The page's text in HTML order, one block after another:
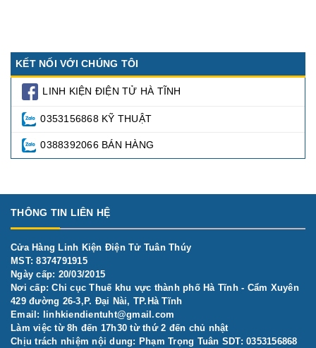
KẾT NỐI VỚI CHÚNG TÔI
LINH KIỆN ĐIỆN TỬ HÀ TĨNH
0353156868 KỸ THUẬT
0388392066 BÁN HÀNG
THÔNG TIN LIÊN HỆ
Cửa Hàng Linh Kiện Điện Tử Tuân Thúy
MST: 8374791915
Ngày cấp: 20/03/2015
Nơi cấp: Chi cục Thuế khu vực thành phố Hà Tĩnh - Cẩm Xuyên
429 đường 26-3,P. Đại Nài, TP.Hà Tĩnh
Email:
linhkiendientuht@gmail.com
Làm việc từ 8h đến 17h30 từ thứ 2 đến chủ nhật
Chịu trách nhiệm nội dung: Phạm Trọng Tuân SDT: 0353156868